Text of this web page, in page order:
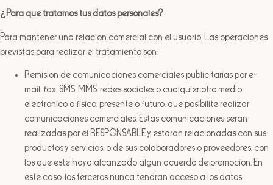
¿Para qué tratamos tus datos personales?
Para mantener una relación comercial con el usuario. Las operaciones
previstas para realizar el tratamiento son:
Remisión de comunicaciones comerciales publicitarias por e-
mail, fax, SMS, MMS, redes sociales o cualquier otro medio
electrónico o físico, presente o futuro, que posibilite realizar
comunicaciones comerciales. Estas comunicaciones serán
realizadas por el RESPONSABLE y estarán relacionadas con sus
productos y servicios, o de sus colaboradores o proveedores, con
los que este haya alcanzado algún acuerdo de promoción. En
este caso, los terceros nunca tendrán acceso a los datos